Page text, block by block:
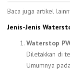
Baca juga artikel
Jenis-Jenis
Waterstop
Diletakkan di
Umumnya